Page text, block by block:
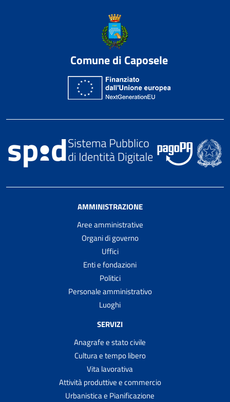
Comune di Caposele
AMMINISTRAZIONE
Aree amministrative
Organi di governo
Uffici
Enti e fondazioni
Politici
Personale amministrativo
Luoghi
SERVIZI
Anagrafe e stato civile
Cultura e tempo libero
Vita lavorativa
Attività produttive e commercio
Urbanistica e Pianificazione